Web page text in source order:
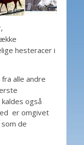
hesteracer i
alle andre
også
er omgivet
de